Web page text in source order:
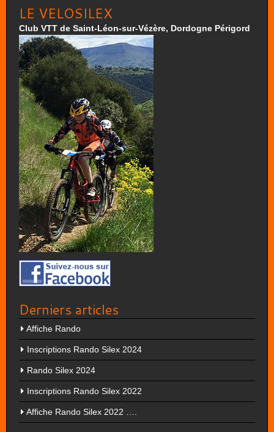
LE VELOSILEX
Club VTT de Saint-Léon-sur-Vézère, Dordogne Périgord
Derniers articles
Affiche Rando
Inscriptions Rando Silex 2024
Rando Silex 2024
Inscriptions Rando Silex 2022
Affiche Rando Silex 2022 ….